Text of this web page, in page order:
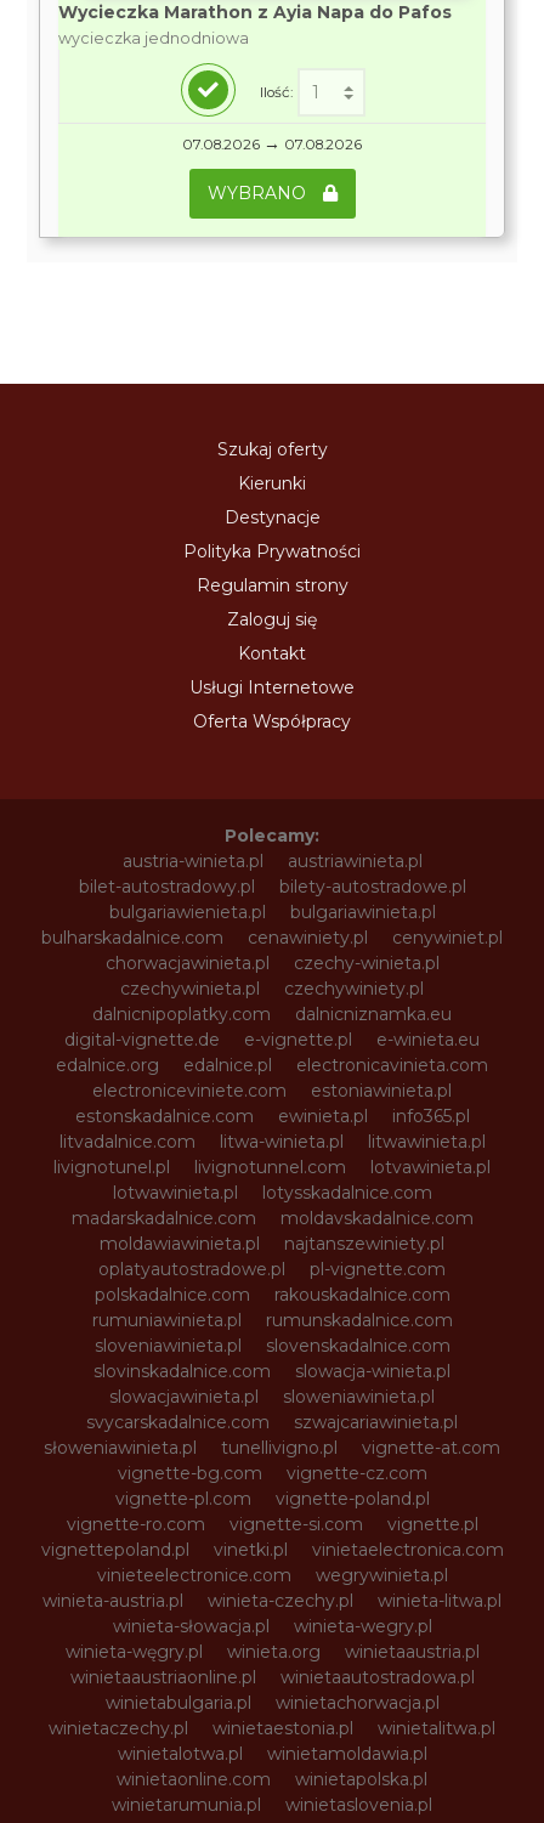
Wycieczka Marathon z Ayia Napa do Pafos
wycieczka jednodniowa
Ilość:
07.08.2026 → 07.08.2026
WYBRANO
Szukaj oferty
Kierunki
Destynacje
Polityka Prywatności
Regulamin strony
Zaloguj się
Kontakt
Usługi Internetowe
Oferta Współpracy
Polecamy:
austria-winieta.pl
austriawinieta.pl
bilet-autostradowy.pl
bilety-autostradowe.pl
bulgariawienieta.pl
bulgariawinieta.pl
bulharskadalnice.com
cenawiniety.pl
cenywiniet.pl
chorwacjawinieta.pl
czechy-winieta.pl
czechywinieta.pl
czechywiniety.pl
dalnicnipoplatky.com
dalnicniznamka.eu
digital-vignette.de
e-vignette.pl
e-winieta.eu
edalnice.org
edalnice.pl
electronicavinieta.com
electroniceviniete.com
estoniawinieta.pl
estonskadalnice.com
ewinieta.pl
info365.pl
litvadalnice.com
litwa-winieta.pl
litwawinieta.pl
livignotunel.pl
livignotunnel.com
lotvawinieta.pl
lotwawinieta.pl
lotysskadalnice.com
madarskadalnice.com
moldavskadalnice.com
moldawiawinieta.pl
najtanszewiniety.pl
oplatyautostradowe.pl
pl-vignette.com
polskadalnice.com
rakouskadalnice.com
rumuniawinieta.pl
rumunskadalnice.com
sloveniawinieta.pl
slovenskadalnice.com
slovinskadalnice.com
slowacja-winieta.pl
slowacjawinieta.pl
sloweniawinieta.pl
svycarskadalnice.com
szwajcariawinieta.pl
słoweniawinieta.pl
tunellivigno.pl
vignette-at.com
vignette-bg.com
vignette-cz.com
vignette-pl.com
vignette-poland.pl
vignette-ro.com
vignette-si.com
vignette.pl
vignettepoland.pl
vinetki.pl
vinietaelectronica.com
vinieteelectronice.com
wegrywinieta.pl
winieta-austria.pl
winieta-czechy.pl
winieta-litwa.pl
winieta-słowacja.pl
winieta-wegry.pl
winieta-węgry.pl
winieta.org
winietaaustria.pl
winietaaustriaonline.pl
winietaautostradowa.pl
winietabulgaria.pl
winietachorwacja.pl
winietaczechy.pl
winietaestonia.pl
winietalitwa.pl
winietalotwa.pl
winietamoldawia.pl
winietaonline.com
winietapolska.pl
winietarumunia.pl
winietaslovenia.pl